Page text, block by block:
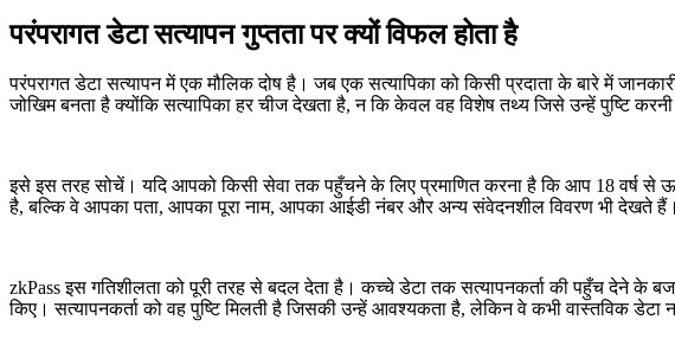
परंपरागत डेटा सत्यापन गुप्तता पर क्यों विफल होता है
परंपरागत डेटा सत्यापन में एक मौलिक दोष है। जब एक सत्यापिका को किसी प्रदाता के बारे में
जोखिम बनता है क्योंकि सत्यापिका हर चीज देखता है, न कि केवल वह विशेष तथ्य जिसे उन्हें पुष्टि करनी
इसे इस तरह सोचें। यदि आपको किसी सेवा तक पहुँचने के लिए प्रमाणित करना है कि आप 18 वर्ष से
है, बल्कि वे आपका पता, आपका पूरा नाम, आपका आईडी नंबर और अन्य संवेदनशील विवरण भी देखते हैं।
zkPass इस गतिशीलता को पूरी तरह से बदल देता है। कच्चे डेटा तक सत्यापनकर्ता की पहुँच देने के
किए। सत्यापनकर्ता को वह पुष्टि मिलती है जिसकी उन्हें आवश्यकता है, लेकिन वे कभी वास्तविक